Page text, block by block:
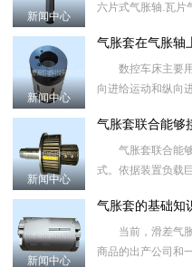
新闻中心
六片式气胀轴.瓦片
新闻中心
气胀套在气胀轴
数控车床主要用
向进给运动和纵向
半机床，固然
新闻中心
气胀套联合能够
气胀套联合能够
式。依据装置负载
气胀套的运用
新闻中心
气胀套的基础知
当前，滑差气胀
商品的出产公司和